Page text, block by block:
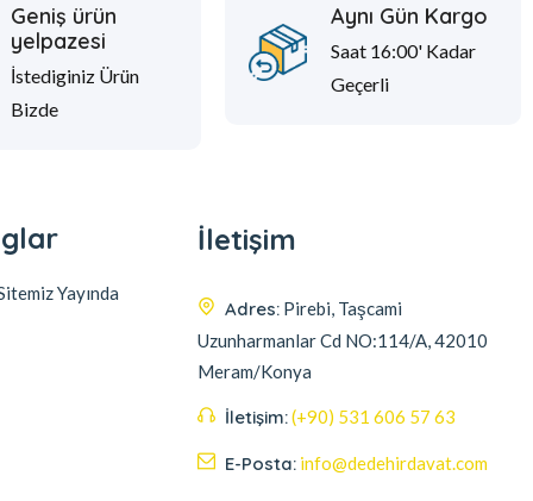
Geniş ürün
yelpazesi
İstediginiz Ürün
Bizde
Aynı Gün Kargo
Saat 16:00' Kadar
Geçerli
Yayında
İletişim
Adres: Pirebi, Taşcami
Uzunharmanlar Cd NO:114/A, 42010
Meram/Konya
İletişim:(+90) 531 606 57 63
E-Posta: info@dedehirdavat.com